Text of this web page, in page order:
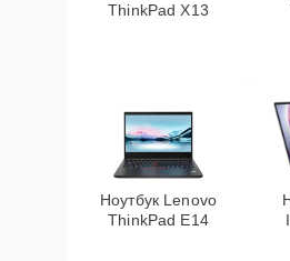
ThinkPad X13
Ноутбук Lenovo
ThinkPad E14